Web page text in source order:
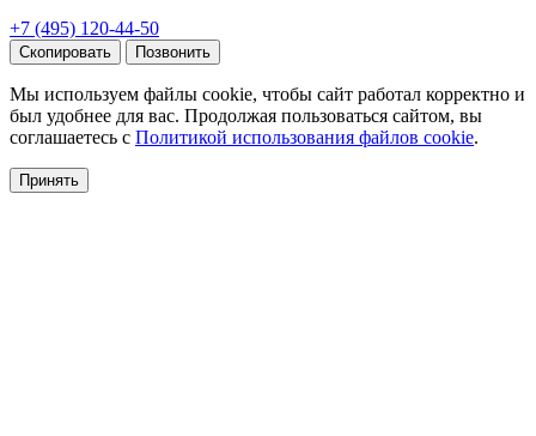
+7 (495) 120-44-50
Скопировать Позвонить
Мы используем файлы cookie, чтобы сайт работал корректно и
был удобнее для вас. Продолжая пользоваться сайтом, вы
соглашаетесь с Политикой использования файлов cookie.
Принять